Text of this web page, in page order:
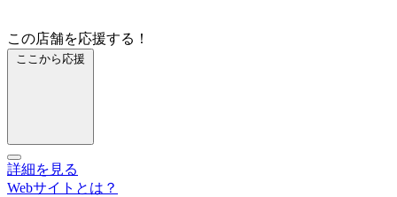
この店舗を応援する！
ここから応援
詳細を見る
Webサイトとは？